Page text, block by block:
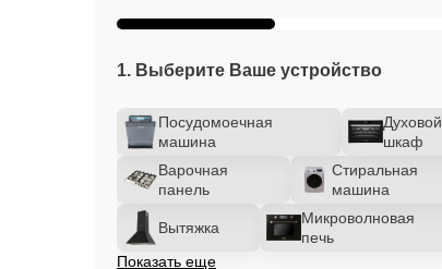
1. Выберите Ваше устройство
Посудомоечная
машина
Духовой
шкаф
Варочная
панель
Стиральная
машина
Вытяжка
Микроволновая
печь
Показать еще